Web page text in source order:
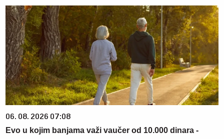
06. 08. 2026 07:08
Evo u kojim banjama važi vaučer od 10.000 dinara -